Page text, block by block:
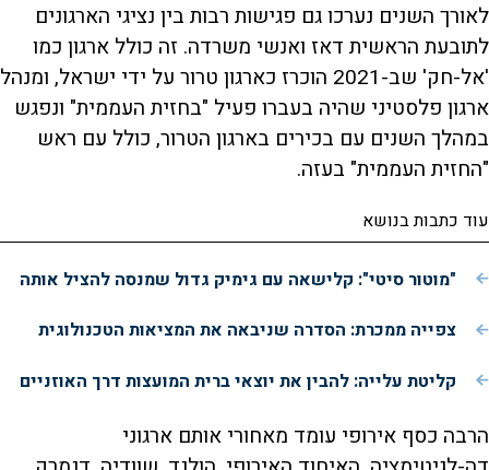
לאורך השנים נערכו גם פגישות רבות בין נציגי הארגונים
לתובעת הראשית דאז ואנשי משרדה. זה כולל ארגון כמו
'אל-חק' שב-2021 הוכרז כארגון טרור על ידי ישראל, ומנהל
ארגון פלסטיני שהיה בעברו פעיל "בחזית העממית" ונפגש
במהלך השנים עם בכירים בארגון הטרור, כולל עם ראש
"החזית העממית" בעזה.
עוד כתבות בנושא
"מוטור סיטי": קלישאה עם גימיק גדול שמנסה להציל אותה
צפייה ממכרת: הסדרה שניבאה את המציאות הטכנולוגית
קליטת עלייה: להבין את יוצאי ברית המועצות דרך האוזניים
הרבה כסף אירופי עומד מאחורי אותם ארגוני